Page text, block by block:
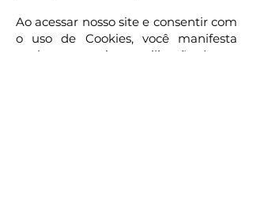
Ao acessar nosso site e consentir com
o uso de Cookies, você manifesta
conhecer e aceitar a utilização de um